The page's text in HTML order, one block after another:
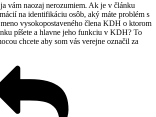
vám naozaj nerozumiem. Ak je v článku
na identifikáciu osôb, aký máte problém s
vysokopostaveného člena KDH o ktorom
píšete a hlavne jeho funkciu v KDH? To
chcete aby som vás verejne označil za